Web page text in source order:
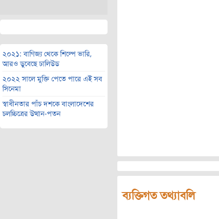
২০২১: বাণিজ্য থেকে শিল্পে ভারি,
আরও ডুবেছে ঢালিউড
২০২২ সালে মুক্তি পেতে পারে এই সব
সিনেমা
স্বাধীনতার পাঁচ দশকে বাংলাদেশের
চলচ্চিত্রের উত্থান-পতন
ব্যক্তিগত তথ্যাবলি